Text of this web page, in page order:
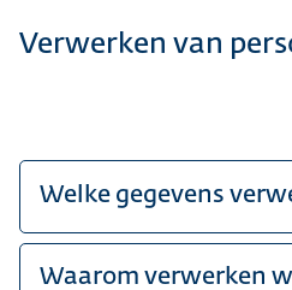
Verwerken van
Welke gegevens
Waarom verwerken